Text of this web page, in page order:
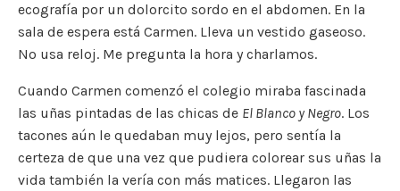
ecografía por un dolorcito sordo en el abdomen. En la
sala de espera está Carmen. Lleva un vestido gaseoso.
No usa reloj. Me pregunta la hora y charlamos.
Cuando Carmen comenzó el colegio miraba fascinada
las uñas pintadas de las chicas de El Blanco y Negro. Los
tacones aún le quedaban muy lejos, pero sentía la
certeza de que una vez que pudiera colorear sus uñas la
vida también la vería con más matices. Llegaron las